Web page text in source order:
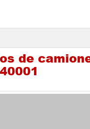
de